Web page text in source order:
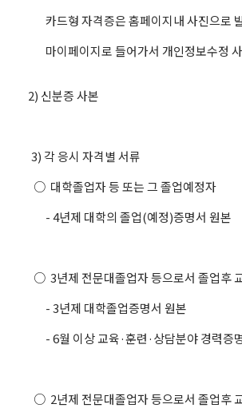
카드형 자격증은 홈페이지내 사진으로
마이페이지로 들어가서 개인정보수정
2) 신분증 사본
3) 각 응시 자격별 서류
○ 대학졸업자 등 또는 그 졸업예정자
- 4년제 대학의 졸업(예정)증명서 원본
○ 3년제 전문대졸업자 등으로서 졸업후
- 3년제 대학졸업증명서 원본
- 6월 이상 교육·훈련·상담분야 경력증
○ 2년제 전문대졸업자 등으로서 졸업후